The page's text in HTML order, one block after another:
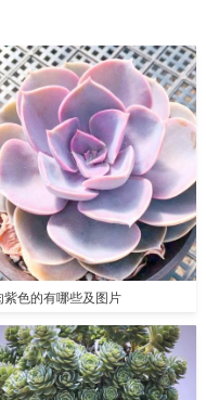
紫色的有哪些及图片